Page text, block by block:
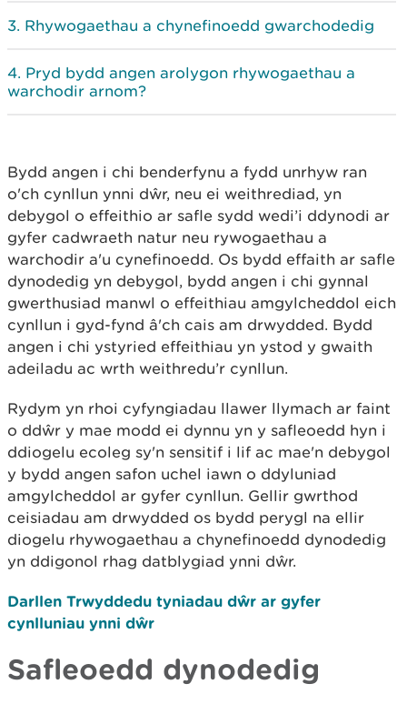
Rhywogaethau a chynefinoedd gwarchodedig
Pryd bydd angen arolygon rhywogaethau a
warchodir arnom?
Bydd angen i chi benderfynu a fydd unrhyw ran
o'ch cynllun ynni dŵr, neu ei weithrediad, yn
debygol o effeithio ar safle sydd wedi’i ddynodi ar
gyfer cadwraeth natur neu rywogaethau a
warchodir a'u cynefinoedd. Os bydd effaith ar safle
dynodedig yn debygol, bydd angen i chi gynnal
gwerthusiad manwl o effeithiau amgylcheddol eich
cynllun i gyd-fynd â'ch cais am drwydded. Bydd
angen i chi ystyried effeithiau yn ystod y gwaith
adeiladu ac wrth weithredu’r cynllun.
Rydym yn rhoi cyfyngiadau llawer llymach ar faint
o ddŵr y mae modd ei dynnu yn y safleoedd hyn i
ddiogelu ecoleg sy'n sensitif i lif ac mae'n debygol
y bydd angen safon uchel iawn o ddyluniad
amgylcheddol ar gyfer cynllun. Gellir gwrthod
ceisiadau am drwydded os bydd perygl na ellir
diogelu rhywogaethau a chynefinoedd dynodedig
yn ddigonol rhag datblygiad ynni dŵr.
Darllen Trwyddedu tyniadau dŵr ar gyfer
cynlluniau ynni dŵr
Safleoedd dynodedig